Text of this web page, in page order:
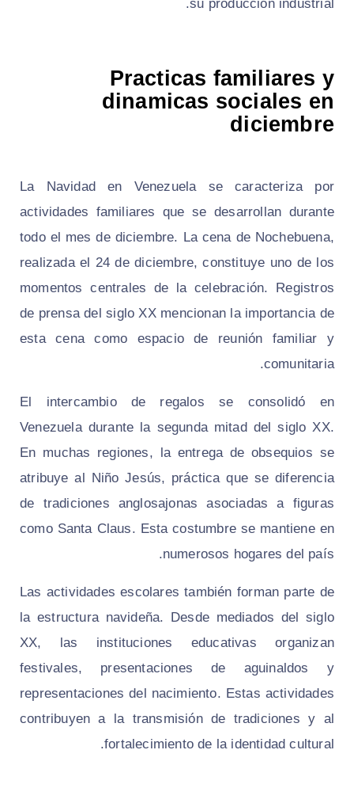
su producción industrial.
Practicas familiares y
dinamicas sociales en
diciembre
La Navidad en Venezuela se caracteriza por
actividades familiares que se desarrollan durante
todo el mes de diciembre. La cena de Nochebuena,
realizada el 24 de diciembre, constituye uno de los
momentos centrales de la celebración. Registros
de prensa del siglo XX mencionan la importancia de
esta cena como espacio de reunión familiar y
comunitaria.
El intercambio de regalos se consolidó en
Venezuela durante la segunda mitad del siglo XX.
En muchas regiones, la entrega de obsequios se
atribuye al Niño Jesús, práctica que se diferencia
de tradiciones anglosajonas asociadas a figuras
como Santa Claus. Esta costumbre se mantiene en
numerosos hogares del país.
Las actividades escolares también forman parte de
la estructura navideña. Desde mediados del siglo
XX, las instituciones educativas organizan
festivales, presentaciones de aguinaldos y
representaciones del nacimiento. Estas actividades
contribuyen a la transmisión de tradiciones y al
fortalecimiento de la identidad cultural.